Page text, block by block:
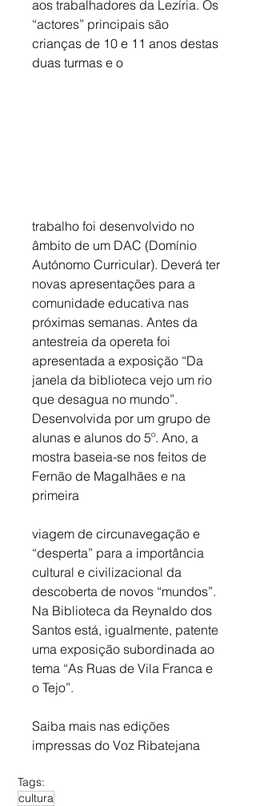
aos trabalhadores da Lezíria. Os
“actores” principais são
crianças de 10 e 11 anos destas
duas turmas e o
trabalho foi desenvolvido no
âmbito de um DAC (Domínio
Autónomo Curricular). Deverá ter
novas apresentações para a
comunidade educativa nas
próximas semanas. Antes da
antestreia da opereta foi
apresentada a exposição “Da
janela da biblioteca vejo um rio
que desagua no mundo”.
Desenvolvida por um grupo de
alunas e alunos do 5º. Ano, a
mostra baseia-se nos feitos de
Fernão de Magalhães e na
primeira
viagem de circunavegação e
“desperta” para a importância
cultural e civilizacional da
descoberta de novos “mundos”.
Na Biblioteca da Reynaldo dos
Santos está, igualmente, patente
uma exposição subordinada ao
tema “As Ruas de Vila Franca e
o Tejo”.
Saiba mais nas edições
impressas do Voz Ribatejana
Tags:
cultura